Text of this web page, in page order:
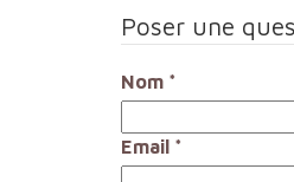
Poser une
Nom *
Email *